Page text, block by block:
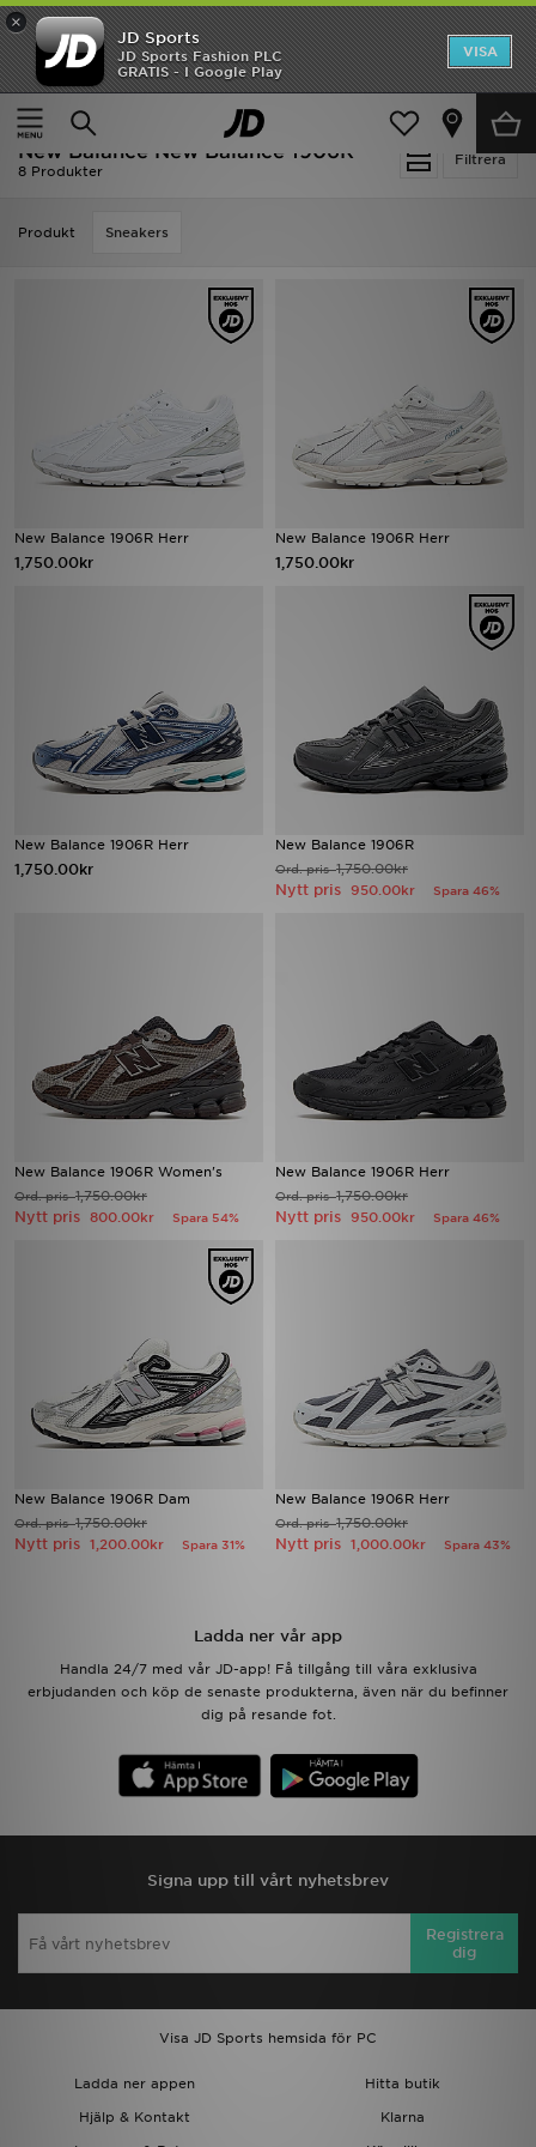
×
JD Sports
JD Sports Fashion PLC
GRATIS - I Google Play
VISA
Ny termin, ny stil Essentials för skolstarten
Hem
New Balance New Balance 1906R
Filtrera
New Balance New Balance 1906R
8 Produkter
Produkt Sneakers
New Balance 1906R Herr
1,750.00kr
New Balance 1906R Herr
1,750.00kr
New Balance 1906R Herr
1,750.00kr
New Balance 1906R
Ord. pris1,750.00kr
Nytt pris 950.00kr Spara 46%
New Balance 1906R Women's
Ord. pris1,750.00kr
Nytt pris 800.00kr Spara 54%
New Balance 1906R Herr
Ord. pris1,750.00kr
Nytt pris 950.00kr Spara 46%
New Balance 1906R Dam
Ord. pris1,750.00kr
Nytt pris 1,200.00kr Spara 31%
New Balance 1906R Herr
Ord. pris1,750.00kr
Nytt pris 1,000.00kr Spara 43%
Ladda ner vår app
Handla 24/7 med vår JD-app! Få tillgång till våra exklusiva
erbjudanden och köp de senaste produkterna, även när du befinner
dig på resande fot.
Signa upp till vårt nyhetsbrev
Registrera
dig
Visa JD Sports hemsida för PC
Ladda ner appen
Hitta butik
Hjälp & Kontakt
Klarna
Hem
Rea
Nyheter
Bästsäljare
Sport
Fotboll
Mina meddelanden
Kundservice